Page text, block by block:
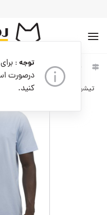
توجه :
درصورت
کنید.
بروید
مردانه
تیشرت مردانه کدM08755-004